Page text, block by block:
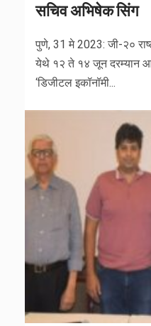
सचिव अभिषेक सिंग
पुणे, 31 मे 2023: जी-२०
येथे १२ ते १४ जून दरम्यान
‘डिजीटल इकॉनॉमी...